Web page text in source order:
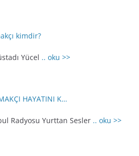
kimdir?
Yücel .. oku >>
HAYATINI K…
Radyosu Yurttan Sesler .. oku >>